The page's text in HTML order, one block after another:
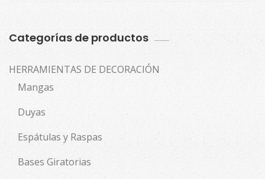
Categorías de productos
HERRAMIENTAS DE DECORACIÓN
Mangas
Duyas
Espátulas y Raspas
Bases Giratorias